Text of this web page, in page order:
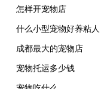
怎样开宠物店
什么小型宠物好养粘人
成都最大的宠物店
宠物托运多少钱